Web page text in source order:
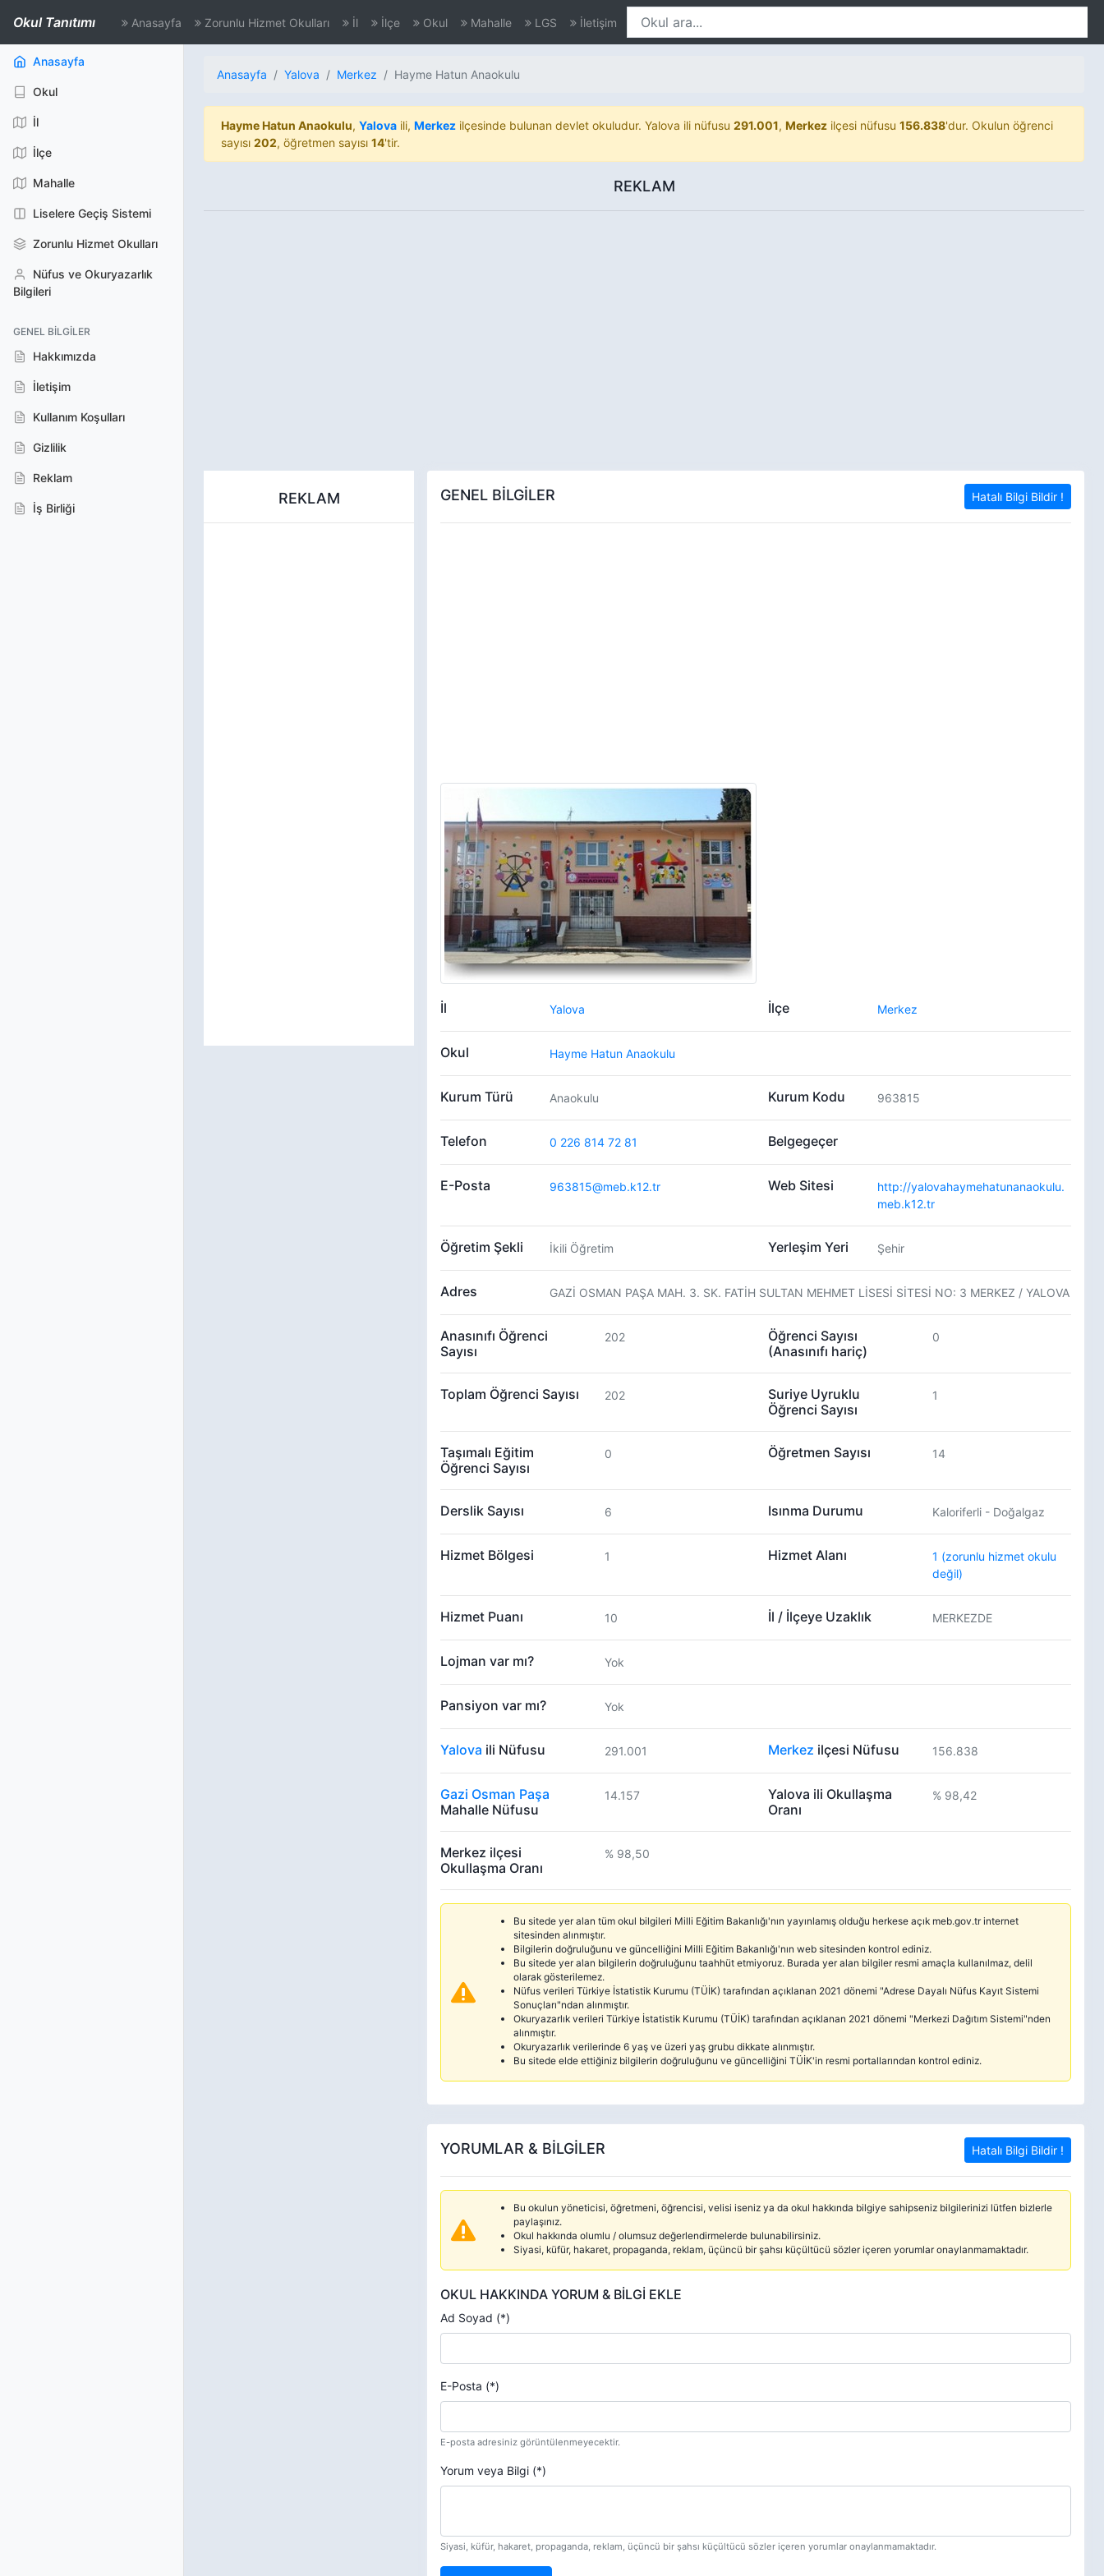
Okul Tanıtımı Anasayfa Zorunlu Hizmet Okulları İl İlçe Okul Mahalle LGS İletişim
Anasayfa
Okul
İl
İlçe
Mahalle
Liselere Geçiş Sistemi
Zorunlu Hizmet Okulları
Nüfus ve Okuryazarlık
Bilgileri
GENEL BILGILER
Hakkımızda
İletişim
Kullanım Koşulları
Gizlilik
Reklam
İş Birliği
Anasayfa Yalova Merkez Hayme Hatun Anaokulu
Hayme Hatun Anaokulu, Yalova ili, Merkez ilçesinde bulunan devlet okuludur. Yalova ili nüfusu 291.001, Merkez ilçesi nüfusu 156.838'dur. Okulun öğrenci
sayısı 202, öğretmen sayısı 14'tir.
REKLAM
REKLAM GENEL BİLGİLER Hatalı Bilgi Bildir !
İl Yalova İlçe Merkez
Okul Hayme Hatun Anaokulu
Kurum Türü Anaokulu Kurum Kodu 963815
Telefon 0 226 814 72 81 Belgegeçer
E-Posta 963815@meb.k12.tr Web Sitesi
http://yalovahaymehatunanaokulu.
meb.k12.tr
Öğretim Şekli İkili Öğretim Yerleşim Yeri Şehir
Adres GAZİ OSMAN PAŞA MAH. 3. SK. FATİH SULTAN MEHMET LİSESİ SİTESİ NO: 3 MERKEZ / YALOVA
Anasınıfı Öğrenci
Sayısı
202
Öğrenci Sayısı
(Anasınıfı hariç)
0
Toplam Öğrenci Sayısı 202
Suriye Uyruklu
Öğrenci Sayısı
1
Taşımalı Eğitim
Öğrenci Sayısı
0 Öğretmen Sayısı 14
Derslik Sayısı 6 Isınma Durumu Kaloriferli - Doğalgaz
Hizmet Bölgesi 1 Hizmet Alanı
1 (zorunlu hizmet okulu
değil)
Hizmet Puanı 10 İl / İlçeye Uzaklık MERKEZDE
Lojman var mı? Yok
Pansiyon var mı? Yok
Yalova ili Nüfusu 291.001 Merkez ilçesi Nüfusu 156.838
Gazi Osman Paşa
Mahalle Nüfusu
14.157
Yalova ili Okullaşma
Oranı
% 98,42
Merkez ilçesi
Okullaşma Oranı
% 98,50
Bu sitede yer alan tüm okul bilgileri Milli Eğitim Bakanlığı'nın yayınlamış olduğu herkese açık meb.gov.tr internet
sitesinden alınmıştır.
Bilgilerin doğruluğunu ve güncelliğini Milli Eğitim Bakanlığı'nın web sitesinden kontrol ediniz.
Bu sitede yer alan bilgilerin doğruluğunu taahhüt etmiyoruz. Burada yer alan bilgiler resmi amaçla kullanılmaz, delil
olarak gösterilemez.
Nüfus verileri Türkiye İstatistik Kurumu (TÜİK) tarafından açıklanan 2021 dönemi "Adrese Dayalı Nüfus Kayıt Sistemi
Sonuçları"ndan alınmıştır.
Okuryazarlık verileri Türkiye İstatistik Kurumu (TÜİK) tarafından açıklanan 2021 dönemi "Merkezi Dağıtım Sistemi"nden
alınmıştır.
Okuryazarlık verilerinde 6 yaş ve üzeri yaş grubu dikkate alınmıştır.
Bu sitede elde ettiğiniz bilgilerin doğruluğunu ve güncelliğini TÜİK'in resmi portallarından kontrol ediniz.
YORUMLAR & BİLGİLER Hatalı Bilgi Bildir !
Bu okulun yöneticisi, öğretmeni, öğrencisi, velisi iseniz ya da okul hakkında bilgiye sahipseniz bilgilerinizi lütfen bizlerle
paylaşınız.
Okul hakkında olumlu / olumsuz değerlendirmelerde bulunabilirsiniz.
Siyasi, küfür, hakaret, propaganda, reklam, üçüncü bir şahsı küçültücü sözler içeren yorumlar onaylanmamaktadır.
OKUL HAKKINDA YORUM & BİLGİ EKLE
Ad Soyad (*)
E-Posta (*)
E-posta adresiniz görüntülenmeyecektir.
Yorum veya Bilgi (*)
Siyasi, küfür, hakaret, propaganda, reklam, üçüncü bir şahsı küçültücü sözler içeren yorumlar onaylanmamaktadır.